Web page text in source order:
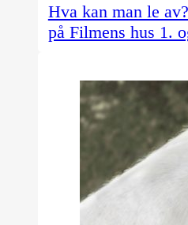
Hva kan man le
på Filmens hus 1.